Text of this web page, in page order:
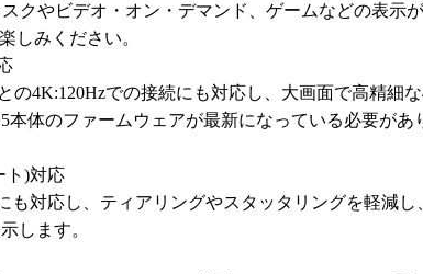
クやビデオ・オン・デマンド、ゲームなどの表示
しみください。
の4K:120Hzでの接続にも対応し、大画面で高精細
体のファームウェアが最新になっている必要があ
ト)対応
も対応し、ティアリングやスタッタリングを軽減し
します。